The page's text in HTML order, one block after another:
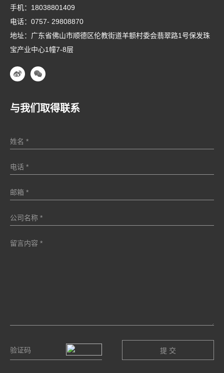
手机： 18038801409
电话： 0757- 29808870
地址：广东省佛山市顺德区伦教街道羊额村委会翡翠路1号保发珠
宝产业中心1幢7-8层
与我们取得联系